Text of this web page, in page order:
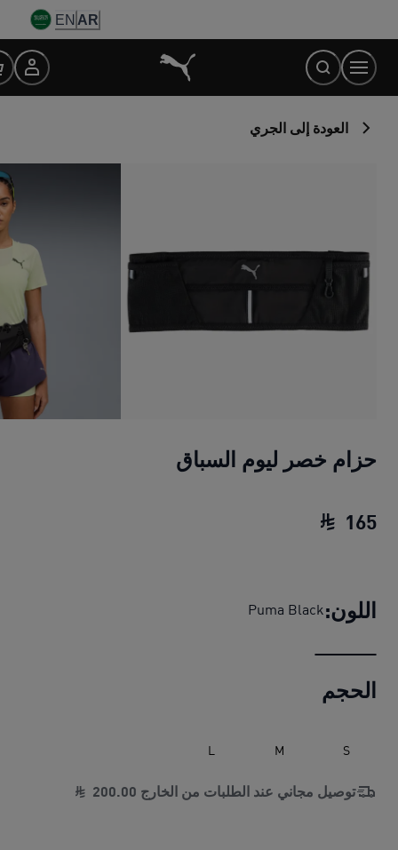
Content
AR
EN
العودة إلى الجري
حزام خصر ليوم السباق
165
اللون:Puma Black
الحجم
S
M
L
توصيل مجاني عند الطلبات من الخارج 200.00